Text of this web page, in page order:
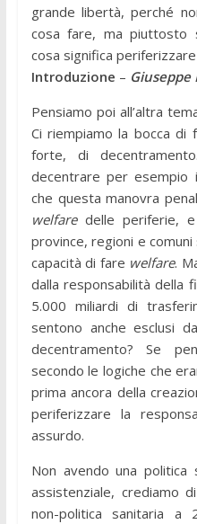
grande libertà, perché
cosa fare, ma piuttosto
cosa significa
Introduzione – Giuseppe
Pensiamo poi all’altra
Ci riempiamo la bocca di
forte, di
decentrare per esempio
che questa manovra
welfaredelle periferie, e
province, regioni e
capacità di fare welfare.
dalla responsabilità della
5.000 miliardi di
sentono anche esclusi
decentramento? Se
secondo le logiche che
prima ancora della
periferizzare la
assurdo.
Non avendo una politica
assistenziale, crediamo
non-politica sanitaria a